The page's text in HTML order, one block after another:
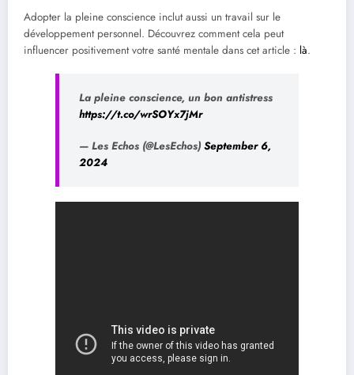
Adopter la pleine conscience inclut aussi un travail sur le
développement personnel. Découvrez comment cela peut
influencer positivement votre santé mentale dans cet article : là.
La pleine conscience, un bon antistress
https://t.co/wrSOYx7jMr
— Les Echos (@LesEchos) September 6,
2024